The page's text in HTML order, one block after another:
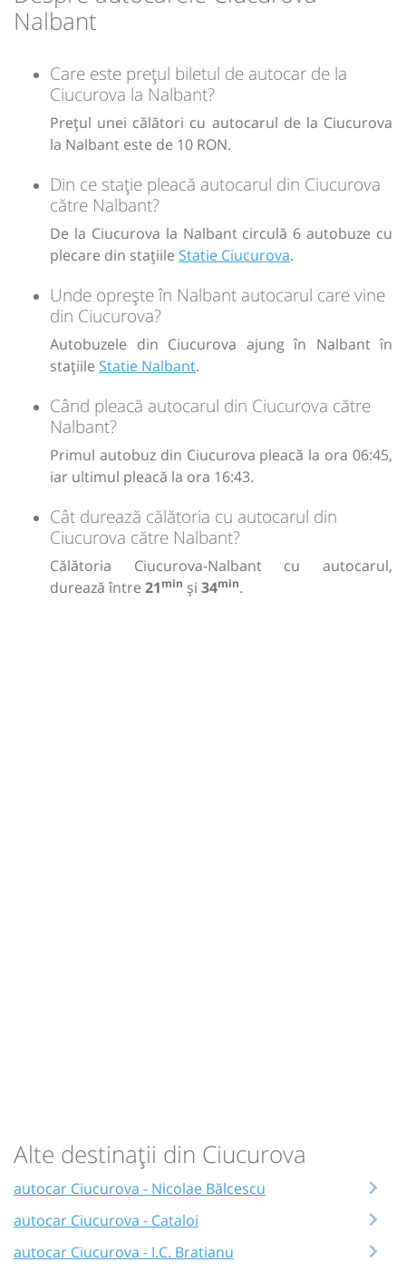
Nalbant
Care este prețul biletul de autocar de la
Ciucurova la Nalbant?
Prețul unei călători cu autocarul de la Ciucurova
la Nalbant este de 10 RON.
Din ce stație pleacă autocarul din Ciucurova
către Nalbant?
De la Ciucurova la Nalbant circulă 6 autobuze cu
plecare din stațiile Statie Ciucurova.
Unde oprește în Nalbant autocarul care vine
din Ciucurova?
Autobuzele din Ciucurova ajung în Nalbant în
stațiile Statie Nalbant.
Când pleacă autocarul din Ciucurova către
Nalbant?
Primul autobuz din Ciucurova pleacă la ora 06:45,
iar ultimul pleacă la ora 16:43.
Cât durează călătoria cu autocarul din
Ciucurova către Nalbant?
Călătoria Ciucurova-Nalbant cu autocarul,
durează între 21min și 34min.
Alte destinații din Ciucurova
autocar Ciucurova - Nicolae Bălcescu
autocar Ciucurova - Cataloi
autocar Ciucurova - I.C. Bratianu